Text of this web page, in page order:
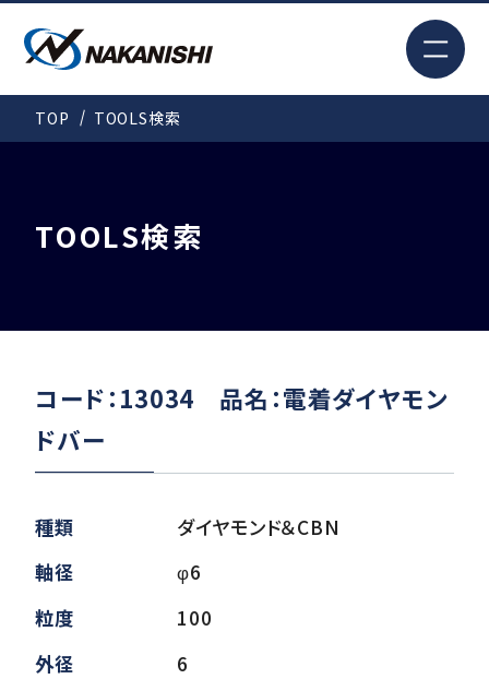
製品情報
事例紹介
ダウンロード
お客様サポート
TOP TOOLS検索
TOOLS検索
コード：13034 品名：電着ダイヤモン
ドバー
種類
ダイヤモンド＆CBN
軸径
φ6
粒度
100
外径
6